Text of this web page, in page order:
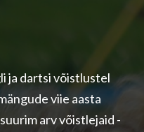
ja dartsi võistlustel
viie aasta
arv võistlejaid -